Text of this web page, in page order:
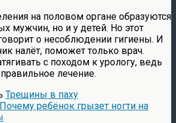
на половом органе образуются
мужчин, но и у детей. Но этот
о несоблюдении гигиены. И
налёт, поможет только врач.
с походом к урологу, ведь
лечение.
Трещины в паху
Почему ребёнок грызет ногти на